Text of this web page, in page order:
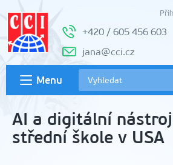
+420 / 605 456 603
jana@cci.cz
Menu
AI a digitální
střední škole v USA